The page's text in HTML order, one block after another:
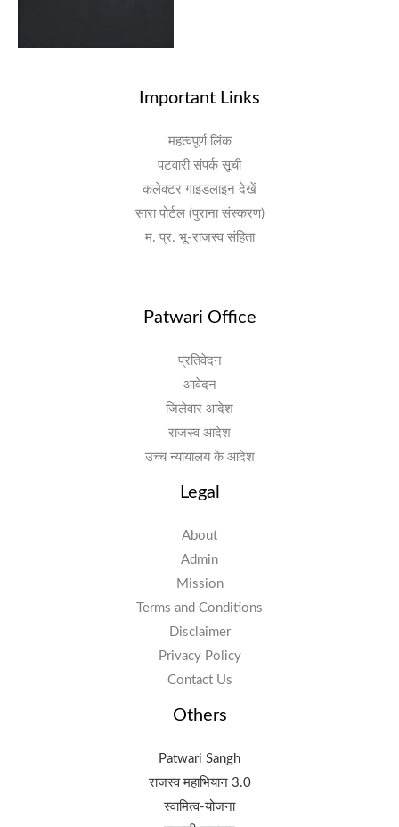
Important Links
महत्वपूर्ण लिंक
पटवारी संपर्क सूची
कलेक्टर गाइडलाइन देखें
सारा पोर्टल (पुराना संस्करण)
म. प्र. भू-राजस्व संहिता
Patwari Office
प्रतिवेदन
आवेदन
जिलेवार आदेश
राजस्व आदेश
उच्च न्यायालय के आदेश
Legal
About
Admin
Mission
Terms and Conditions
Disclaimer
Privacy Policy
Contact Us
Others
Patwari Sangh
राजस्व महाभियान 3.0
स्वामित्व-योजना